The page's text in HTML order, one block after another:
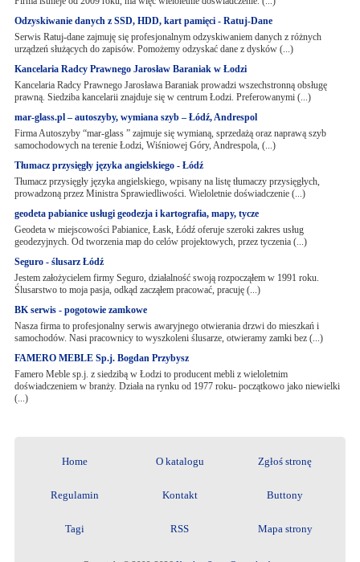
Odzyskiwanie danych z SSD, HDD, kart pamięci - Ratuj-Dane
Serwis Ratuj-dane zajmuję się profesjonalnym odzyskiwaniem danych z różnych
urządzeń służących do zapisów. Pomożemy odzyskać dane z dysków (...)
Kancelaria Radcy Prawnego Jarosław Baraniak w Łodzi
Kancelaria Radcy Prawnego Jarosława Baraniak prowadzi wszechstronną obsługę
prawną. Siedziba kancelarii znajduje się w centrum Łodzi. Preferowanymi (...)
mar-glass.pl – autoszyby, wymiana szyb – Łódź, Andrespol
Firma Autoszyby “mar-glass ” zajmuje się wymianą, sprzedażą oraz naprawą szyb
samochodowych na terenie Łodzi, Wiśniowej Góry, Andrespola, (...)
Tłumacz przysięgły języka angielskiego - Łódź
Tłumacz przysięgły języka angielskiego, wpisany na listę tłumaczy przysięgłych,
prowadzoną przez Ministra Sprawiedliwości. Wieloletnie doświadczenie (...)
geodeta pabianice usługi geodezja i kartografia, mapy, tycze
Geodeta w miejscowości Pabianice, Łask, Łódź oferuje szeroki zakres usług
geodezyjnych. Od tworzenia map do celów projektowych, przez tyczenia (...)
Seguro - ślusarz Łódź
Jestem założycielem firmy Seguro, działalność swoją rozpocząłem w 1991 roku.
Ślusarstwo to moja pasja, odkąd zacząłem pracować, pracuję (...)
BK serwis - pogotowie zamkowe
Nasza firma to profesjonalny serwis awaryjnego otwierania drzwi do mieszkań i
samochodów. Nasi pracownicy to wyszkoleni ślusarze, otwieramy zamki bez (...)
FAMERO MEBLE Sp.j. Bogdan Przybysz
Famero Meble sp.j. z siedzibą w Łodzi to producent mebli z wieloletnim
doświadczeniem w branży. Działa na rynku od 1977 roku- początkowo jako niewielki
(...)
Home O katalogu Zgłoś stronę
Regulamin Kontakt Buttony
Tagi RSS Mapa strony